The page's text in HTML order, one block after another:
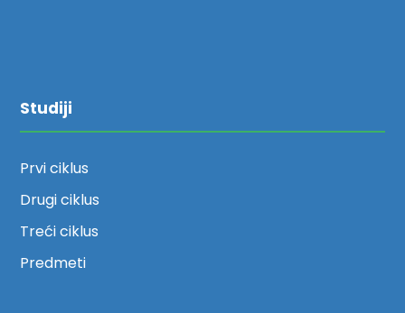
Studiji
Prvi ciklus
Drugi ciklus
Treći ciklus
Predmeti